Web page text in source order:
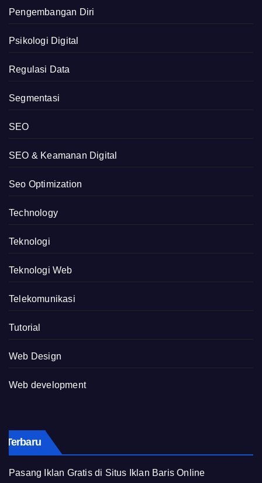
Pengembangan Diri
Psikologi Digital
Regulasi Data
Segmentasi
SEO
SEO & Keamanan Digital
Seo Optimization
Technology
Teknologi
Teknologi Web
Telekomunikasi
Tutorial
Web Design
Web development
Terbaru
Pasang Iklan Gratis di Situs Iklan Baris Online